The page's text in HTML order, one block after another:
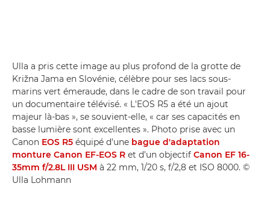
Ulla a pris cette image au plus profond de la grotte de
Križna Jama en Slovénie, célèbre pour ses lacs sous-
marins vert émeraude, dans le cadre de son travail pour
un documentaire télévisé. « L'EOS R5 a été un ajout
majeur là-bas », se souvient-elle, « car ses capacités en
basse lumière sont excellentes ». Photo prise avec un
Canon EOS R5 équipé d'une bague d'adaptation
monture Canon EF-EOS R et d'un objectif Canon EF 16-
35mm f/2.8L III USM à 22 mm, 1/20 s, f/2,8 et ISO 8000. ©
Ulla Lohmann